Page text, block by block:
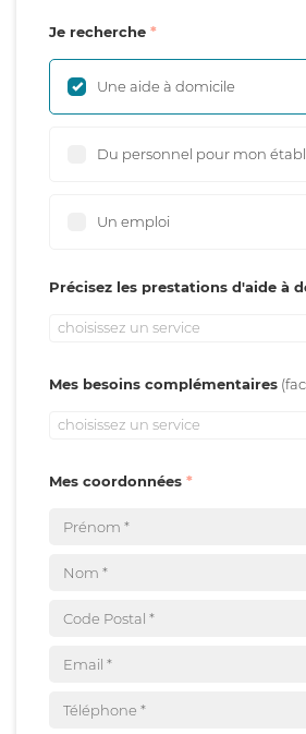
Je recherche
Une aide à domicile
Du personnel pour mon
Un emploi
Précisez les prestations d'aide à
choisissez un service
Mes besoins complémentaires
choisissez un service
Mes coordonnées